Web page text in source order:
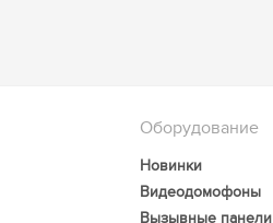
Оборудование
Новинки
Видеодомофоны
Вызывные панели